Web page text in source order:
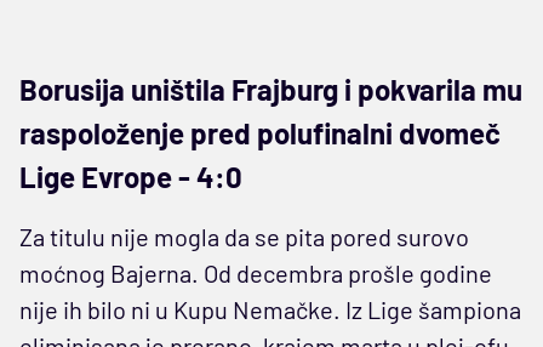
Borusija uništila Frajburg i pokvarila mu
raspoloženje pred polufinalni dvomeč
Lige Evrope - 4:0
Za titulu nije mogla da se pita pored surovo
moćnog Bajerna. Od decembra prošle godine
nije ih bilo ni u Kupu Nemačke. Iz Lige šampiona